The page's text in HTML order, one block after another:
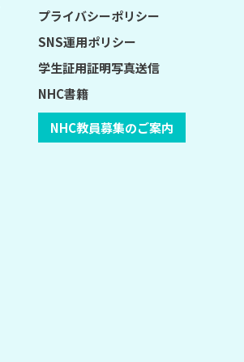
プライバシーポリシー
SNS運用ポリシー
学生証用証明写真送信
NHC書籍
NHC教員募集のご案内